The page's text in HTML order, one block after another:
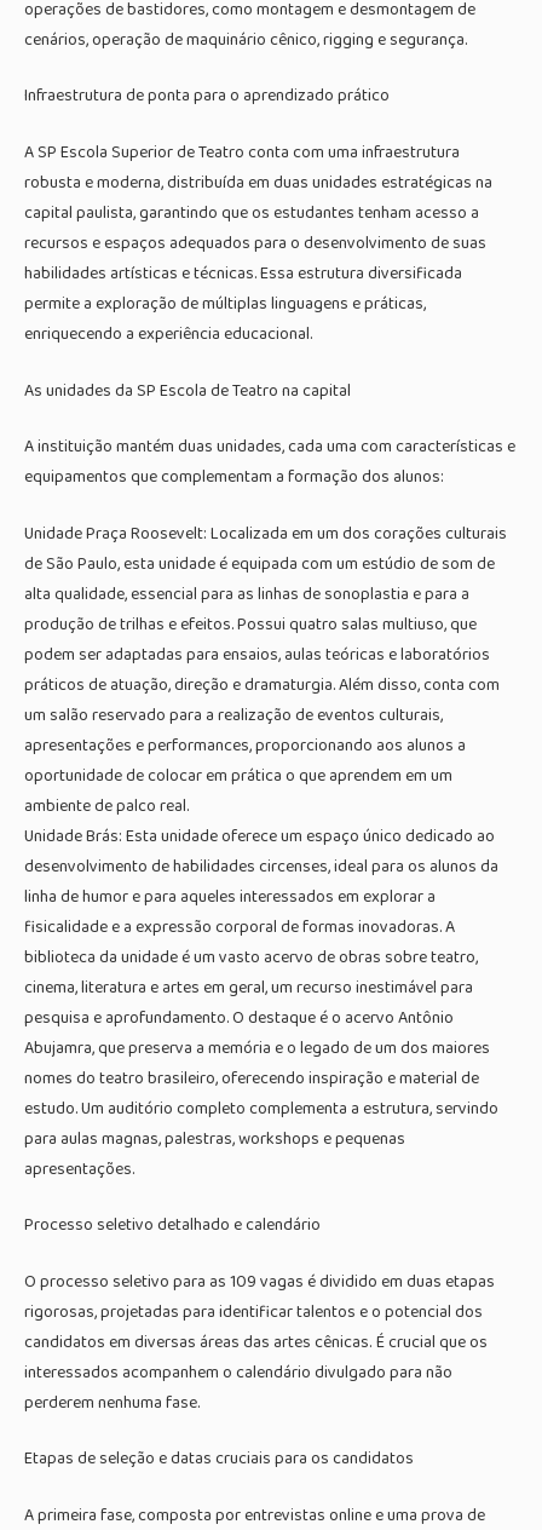
operações de bastidores, como montagem e desmontagem de
cenários, operação de maquinário cênico, rigging e segurança.
Infraestrutura de ponta para o aprendizado prático
A SP Escola Superior de Teatro conta com uma infraestrutura
robusta e moderna, distribuída em duas unidades estratégicas na
capital paulista, garantindo que os estudantes tenham acesso a
recursos e espaços adequados para o desenvolvimento de suas
habilidades artísticas e técnicas. Essa estrutura diversificada
permite a exploração de múltiplas linguagens e práticas,
enriquecendo a experiência educacional.
As unidades da SP Escola de Teatro na capital
A instituição mantém duas unidades, cada uma com características e
equipamentos que complementam a formação dos alunos:
Unidade Praça Roosevelt: Localizada em um dos corações culturais
de São Paulo, esta unidade é equipada com um estúdio de som de
alta qualidade, essencial para as linhas de sonoplastia e para a
produção de trilhas e efeitos. Possui quatro salas multiuso, que
podem ser adaptadas para ensaios, aulas teóricas e laboratórios
práticos de atuação, direção e dramaturgia. Além disso, conta com
um salão reservado para a realização de eventos culturais,
apresentações e performances, proporcionando aos alunos a
oportunidade de colocar em prática o que aprendem em um
ambiente de palco real.
Unidade Brás: Esta unidade oferece um espaço único dedicado ao
desenvolvimento de habilidades circenses, ideal para os alunos da
linha de humor e para aqueles interessados em explorar a
fisicalidade e a expressão corporal de formas inovadoras. A
biblioteca da unidade é um vasto acervo de obras sobre teatro,
cinema, literatura e artes em geral, um recurso inestimável para
pesquisa e aprofundamento. O destaque é o acervo Antônio
Abujamra, que preserva a memória e o legado de um dos maiores
nomes do teatro brasileiro, oferecendo inspiração e material de
estudo. Um auditório completo complementa a estrutura, servindo
para aulas magnas, palestras, workshops e pequenas
apresentações.
Processo seletivo detalhado e calendário
O processo seletivo para as 109 vagas é dividido em duas etapas
rigorosas, projetadas para identificar talentos e o potencial dos
candidatos em diversas áreas das artes cênicas. É crucial que os
interessados acompanhem o calendário divulgado para não
perderem nenhuma fase.
Etapas de seleção e datas cruciais para os candidatos
A primeira fase, composta por entrevistas online e uma prova de